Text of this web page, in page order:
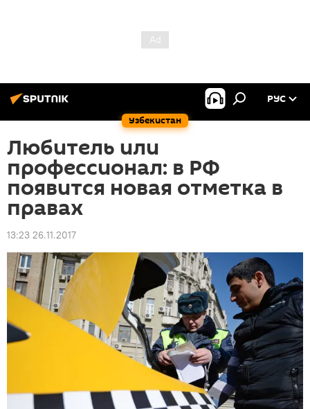
Узбекистан
РУС
Любитель или
профессионал: в РФ
появится новая отметка в
правах
13:23 26.11.2017